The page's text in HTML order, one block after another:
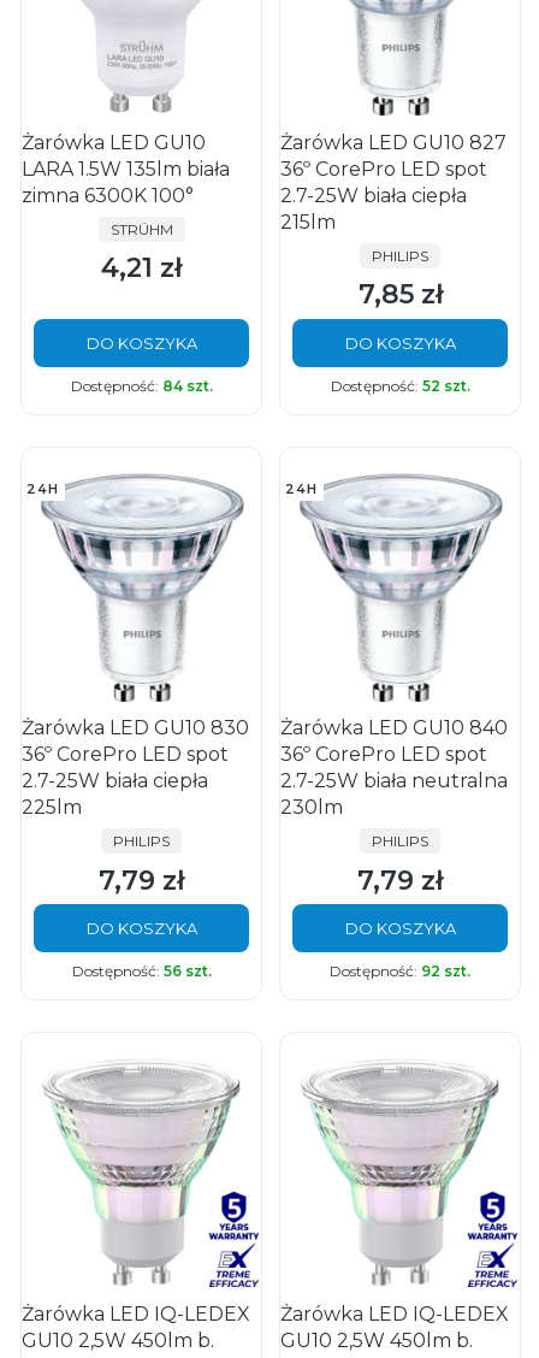
Żarówka LED GU10
LARA 1.5W 135lm biała
zimna 6300K 100°
PRODUCENT
STRÜHM
Cena
4,21 zł
DO KOSZYKA
Dostępność: 84 szt.
Żarówka LED GU10 827
36º CorePro LED spot
2.7-25W biała ciepła
215lm
PRODUCENT
PHILIPS
Cena
7,85 zł
DO KOSZYKA
Dostępność: 52 szt.
24H
Żarówka LED GU10 830
36º CorePro LED spot
2.7-25W biała ciepła
225lm
PRODUCENT
PHILIPS
Cena
7,79 zł
DO KOSZYKA
Dostępność: 56 szt.
24H
Żarówka LED GU10 840
36º CorePro LED spot
2.7-25W biała neutralna
230lm
PRODUCENT
PHILIPS
Cena
7,79 zł
DO KOSZYKA
Dostępność: 92 szt.
Żarówka LED IQ-LEDEX
GU10 2,5W 450lm b.
Żarówka LED IQ-LEDEX
GU10 2,5W 450lm b.